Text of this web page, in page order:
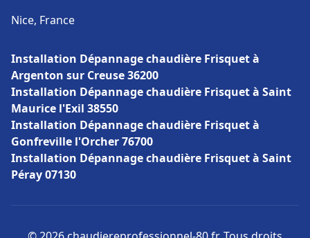
Nice, France
Installation Dépannage chaudière Frisquet à
Argenton sur Creuse 36200
Installation Dépannage chaudière Frisquet à Saint
Maurice l'Exil 38550
Installation Dépannage chaudière Frisquet à
Gonfreville l'Orcher 76700
Installation Dépannage chaudière Frisquet à Saint
Péray 07130